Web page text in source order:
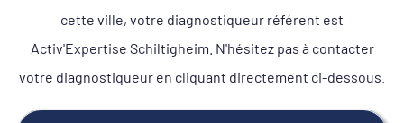
cette ville, votre diagnostiqueur référent est
Activ'Expertise Schiltigheim. N'hésitez pas à contacter
votre diagnostiqueur en cliquant directement ci-dessous.